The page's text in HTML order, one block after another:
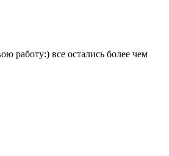
работу:) все остались более чем